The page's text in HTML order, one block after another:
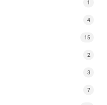
1
4
15
2
3
7